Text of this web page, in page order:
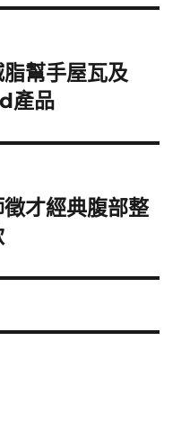
幫手屋瓦及
產品
才經典腹部整